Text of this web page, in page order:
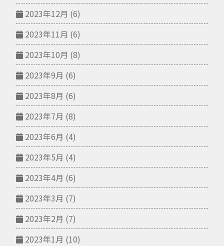
2023年12月 (6)
2023年11月 (6)
2023年10月 (8)
2023年9月 (6)
2023年8月 (6)
2023年7月 (8)
2023年6月 (4)
2023年5月 (4)
2023年4月 (6)
2023年3月 (7)
2023年2月 (7)
2023年1月 (10)